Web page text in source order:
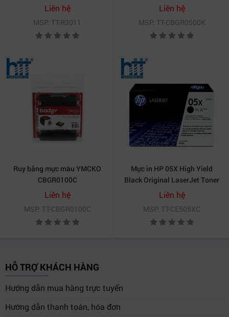
Liên hệ
MSP: TT-R3011
Liên hệ
MSP: TT-CBGR0500K
Ruy băng mực màu YMCKO
CBGR0100C
Liên hệ
MSP: TT-CBGR0100C
Mực in HP 05X High Yield
Black Original LaserJet Toner
Cartridge - CE505XC
Liên hệ
MSP: TT-CE505XC
HỖ TRỢ KHÁCH HÀNG
Hướng dẫn mua hàng trực tuyến
Hướng dẫn thanh toán, hóa đơn